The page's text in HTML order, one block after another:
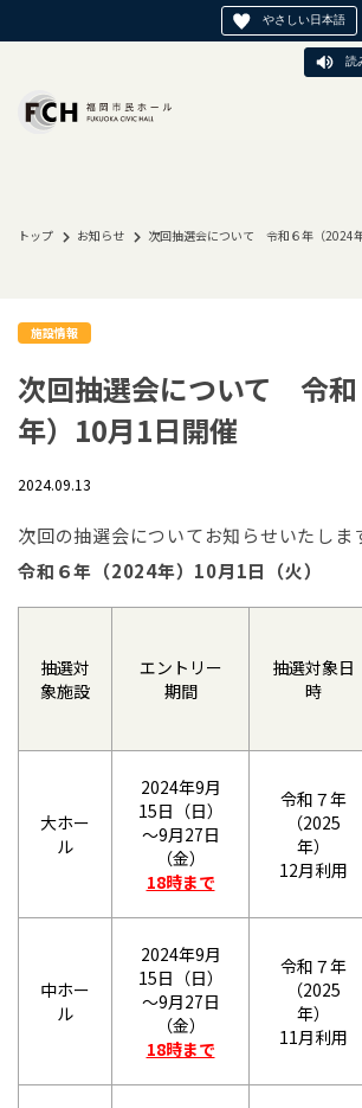
やさしい日本語
読
トップ お知らせ 次回抽選会について 令和６年（2024
施設情報
次回抽選会について 令
年）10月1日開催
2024.09.13
次回の抽選会についてお知らせいたしま
令和６年（2024年）10月1日（火）
抽選対
象施設
エントリー
期間
抽選対象日
時
大ホー
ル
2024年9月
15日（日）
～9月27日
（金）
18時まで
令和７年
（2025
年）
12月利用
中ホー
ル
2024年9月
15日（日）
～9月27日
（金）
18時まで
令和７年
（2025
年）
11月利用